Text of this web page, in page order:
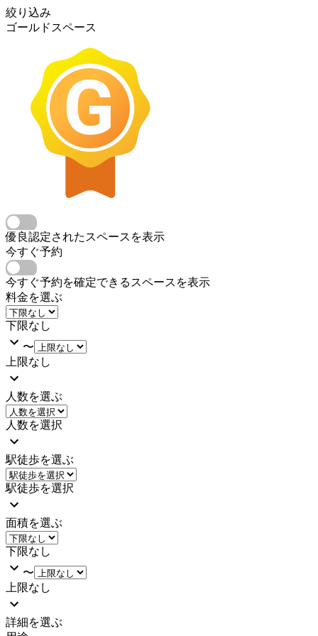
絞り込み
ゴールドスペース
優良認定されたスペースを表示
今すぐ予約
今すぐ予約を確定できるスペースを表示
料金を選ぶ
下限なし
〜
上限なし
人数を選ぶ
人数を選択
駅徒歩を選ぶ
駅徒歩を選択
面積を選ぶ
下限なし
〜
上限なし
詳細を選ぶ